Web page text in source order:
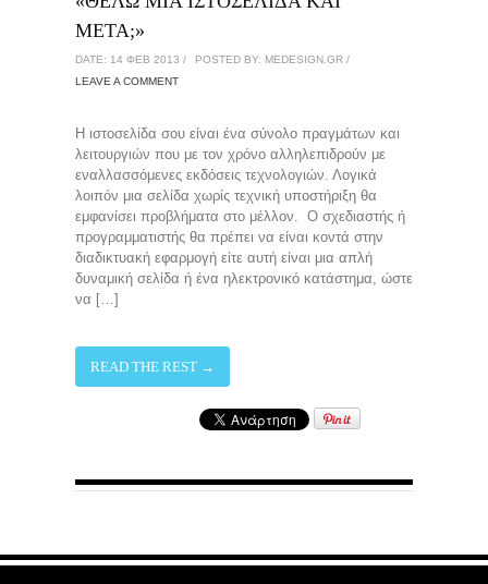
ΜΕΤΑ;»
DATE: 14 ΦΕΒ 2013 /
POSTED BY: MEDESIGN.GR /
LEAVE A COMMENT
Η ιστοσελίδα σου είναι ένα σύνολο πραγμάτων και
λειτουργιών που με τον χρόνο αλληλεπιδρούν με
εναλλασσόμενες εκδόσεις τεχνολογιών. Λογικά
λοιπόν μια σελίδα χωρίς τεχνική υποστήριξη θα
εμφανίσει προβλήματα στο μέλλον. Ο σχεδιαστής ή
προγραμματιστής θα πρέπει να είναι κοντά στην
διαδικτυακή εφαρμογή είτε αυτή είναι μια απλή
δυναμική σελίδα ή ένα ηλεκτρονικό κατάστημα, ώστε
να […]
READ THE REST →